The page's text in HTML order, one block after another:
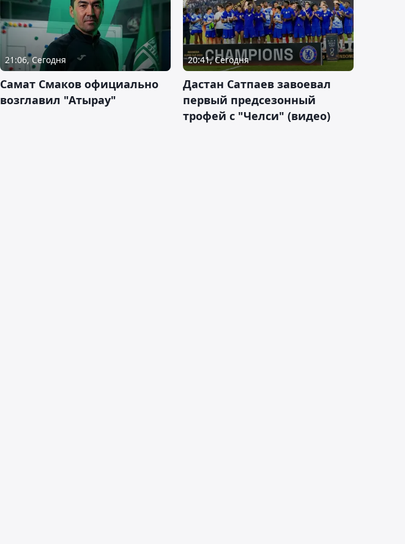
21:06, Сегодня
Самат Смаков официально
возглавил "Атырау"
20:41, Сегодня
Дастан Сатпаев завоевал
первый предсезонный
трофей с "Челси" (видео)